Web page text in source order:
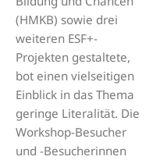
(HMKB) sowie drei
weiteren ESF+-
Projekten gestaltete,
bot einen vielseitigen
Einblick in das Thema
geringe Literalität. Die
Workshop-Besucher
und -Besucherinnen